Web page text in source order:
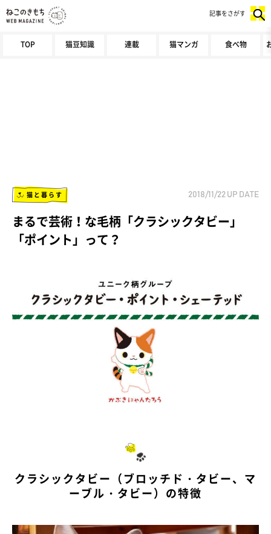
TOP 猫豆知識 連載 猫マンガ 食べ物
記事をさがす
猫と暮らす 2018/11/22 UP DATE
まるで芸術！な毛柄「クラシックタビー」
「ポイント」って？
クラシックタビー（ブロッチド・タビー、マ
ーブル・タビー）の特徴